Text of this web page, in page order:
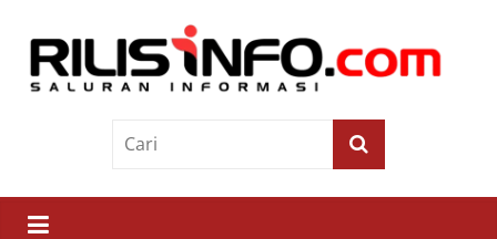
contentRilis
Saluran
Informasi